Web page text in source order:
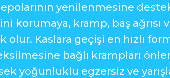
yenilenmesine
korumaya, kramp, baş ağrısı
Kaslara geçişi en hızlı
bağlı krampları
yoğunluklu egzersiz ve